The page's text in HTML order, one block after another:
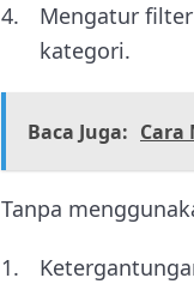
Mengatur
kategori.
Baca Juga: Cara
Tanpa